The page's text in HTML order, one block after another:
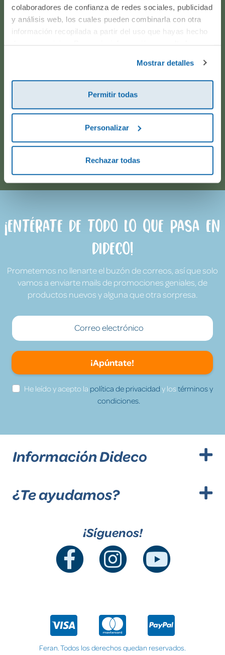
colaboradores de confianza de redes sociales, publicidad
y análisis web, los cuales pueden combinarla con otra
información recopilada a partir del uso que hayas hecho
Mostrar detalles
Permitir todas
Personalizar
Rechazar todas
todo va viento en popa? Ponte en contacto con
nosotros.
WhatsApp
916597360
Correo electrónico
¡Entérate de todo lo que pasa en
Dideco!
Prometemos no llenarte el buzón de correos, así que solo
vamos a enviarte mails de promociones geniales, de
productos nuevos y alguna que otra sorpresa.
¡Apúntate!
He leído y acepto la política de privacidad y lostérminos y
condiciones.
Información Dideco
¿Te ayudamos?
¡Síguenos!
Feran. Todos los derechos quedan reservados.